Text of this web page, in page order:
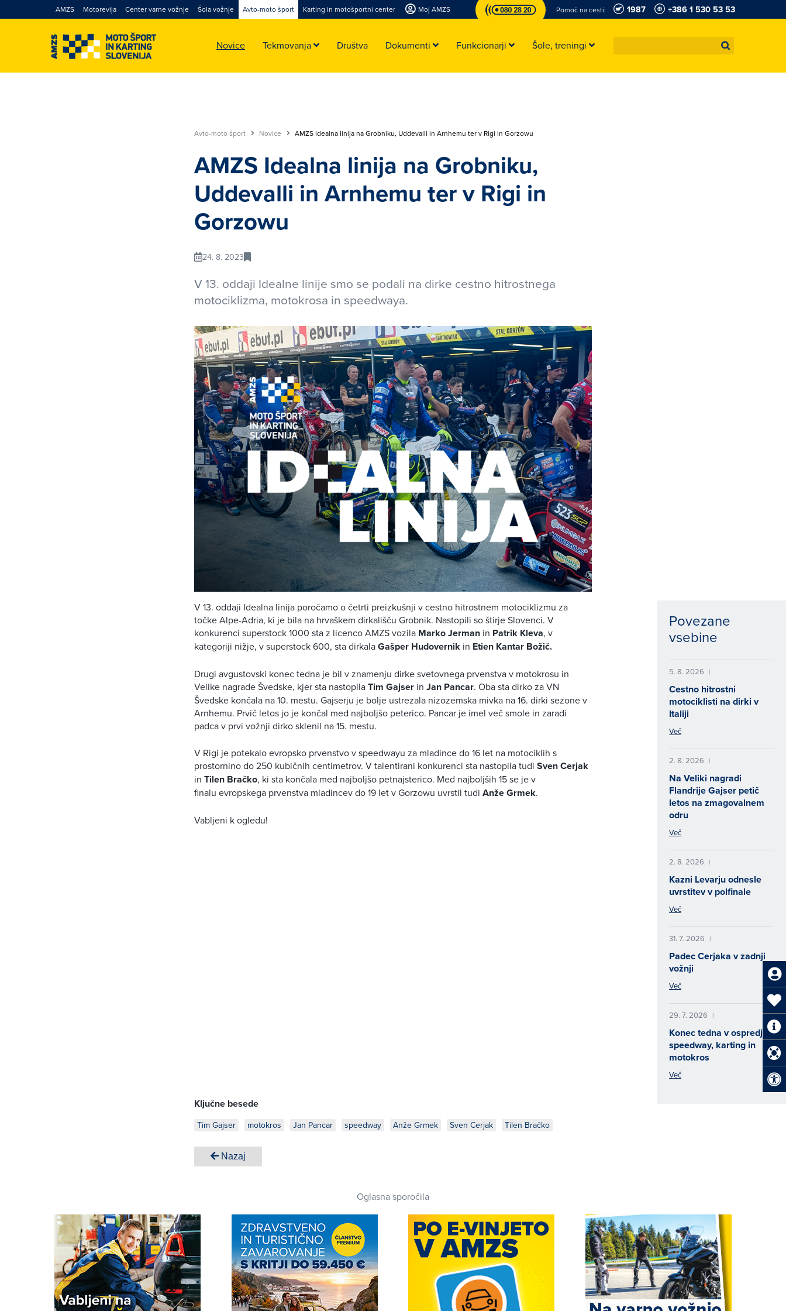
AMZS Motorevija Center varne vožnje Šola vožnje Avto-moto šport Karting in motošportni center Moj AMZS Pomoč na cesti: 1987 +386 1 530 53 53
Novice Tekmovanja Društva Dokumenti Funkcionarji Šole, treningi
Avto-moto šport Novice AMZS Idealna linija na Grobniku, Uddevalli in Arnhemu ter v Rigi in Gorzowu
AMZS Idealna linija na Grobniku,
Uddevalli in Arnhemu ter v Rigi in
Gorzowu
24. 8. 2023
V 13. oddaji Idealne linije smo se podali na dirke cestno hitrostnega
motociklizma, motokrosa in speedwaya.
V 13. oddaji Idealna linija poročamo o četrti preizkušnji v cestno hitrostnem motociklizmu za
točke Alpe-Adria, ki je bila na hrvaškem dirkališču Grobnik. Nastopili so štirje Slovenci. V
konkurenci superstock 1000 sta z licenco AMZS vozila Marko Jerman in Patrik Kleva, v
kategoriji nižje, v superstock 600, sta dirkalaGašper Hudovernik in Etien Kantar Božič.
Drugi avgustovski konec tedna je bil v znamenju dirke svetovnega prvenstva v motokrosu in
Velike nagrade Švedske, kjer sta nastopilaTim Gajser in Jan Pancar. Oba sta dirko za VN
Švedske končala na 10. mestu. Gajserju je bolje ustrezala nizozemska mivka na 16. dirki sezone v
Arnhemu. Prvič letos jo je končal med najboljšo peterico. Pancar je imel več smole in zaradi
padca v prvi vožnji dirko sklenil na 15. mestu.
V Rigi je potekalo evropsko prvenstvo v speedwayu za mladince do 16 let na motociklih s
prostornino do 250 kubičnih centimetrov. V talentirani konkurenci sta nastopila tudi Sven Cerjak
in Tilen Bračko, ki sta končala med najboljšo petnajsterico. Med najboljših 15 se je v
finalu evropskega prvenstva mladincev do 19 let v Gorzowu uvrstil tudi Anže Grmek.
Vabljeni k ogledu!
Ključne besede
Tim Gajser motokros Jan Pancar speedway Anže Grmek Sven Cerjak Tilen Bračko
Nazaj
Povezane
vsebine
5. 8. 2026 |
Cestno hitrostni
motociklisti na dirki v
Italiji
Več
2. 8. 2026 |
Na Veliki nagradi
Flandrije Gajser petič
letos na zmagovalnem
odru
Več
2. 8. 2026 |
Kazni Levarju odnesle
uvrstitev v polfinale
Več
31. 7. 2026 |
Padec Cerjaka v zadnji
vožnji
Več
29. 7. 2026 |
Konec tedna v ospredju
speedway, karting in
motokros
Več
Oglasna sporočila